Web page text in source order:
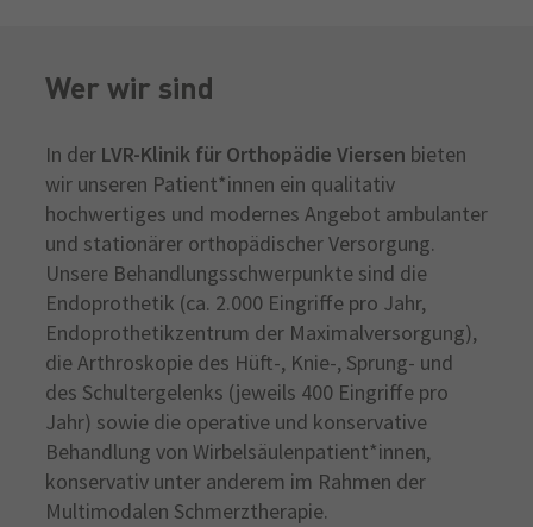
Wer wir sind
In der LVR-Klinik für Orthopädie Viersen bieten
wir unseren Patient*innen ein qualitativ
hochwertiges und modernes Angebot ambulanter
und stationärer orthopädischer Versorgung.
Unsere Behandlungsschwerpunkte sind die
Endoprothetik (ca. 2.000 Eingriffe pro Jahr,
Endoprothetikzentrum der Maximalversorgung),
die Arthroskopie des Hüft-, Knie-, Sprung- und
des Schultergelenks (jeweils 400 Eingriffe pro
Jahr) sowie die operative und konservative
Behandlung von Wirbelsäulenpatient*innen,
konservativ unter anderem im Rahmen der
Multimodalen Schmerztherapie.